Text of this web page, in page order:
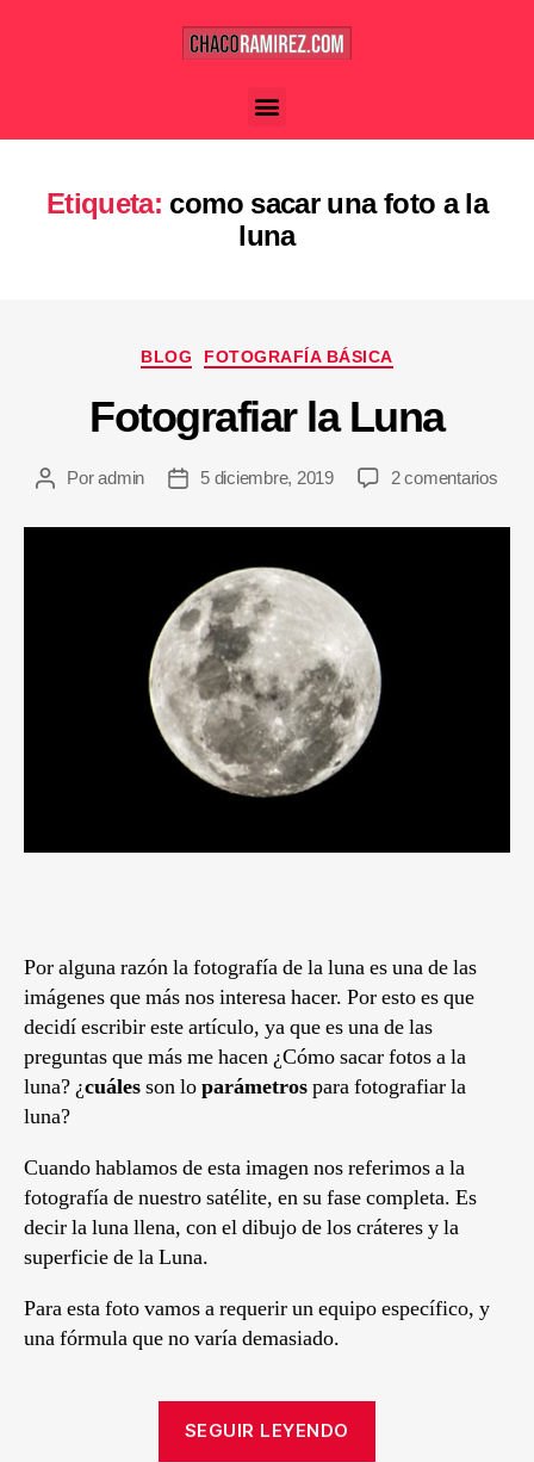
Etiqueta: como sacar una foto a la
luna
BLOG FOTOGRAFÍA BÁSICA
Fotografiar la Luna
Poradmin 5 diciembre, 2019 2 comentarios
Por alguna razón la fotografía de la luna es una de las
imágenes que más nos interesa hacer. Por esto es que
decidí escribir este artículo, ya que es una de las
preguntas que más me hacen¿Cómo sacar fotos a la
luna? ¿cuálesson loparámetrospara fotografiar la
luna?
Cuando hablamos de esta imagen nos referimos a la
fotografía de nuestro satélite, en su fase completa. Es
decir la luna llena, con el dibujo de los cráteres y la
superficie de la Luna.
Para esta foto vamos a requerir un equipo específico, y
una fórmula que no varía demasiado.
SEGUIR LEYENDO